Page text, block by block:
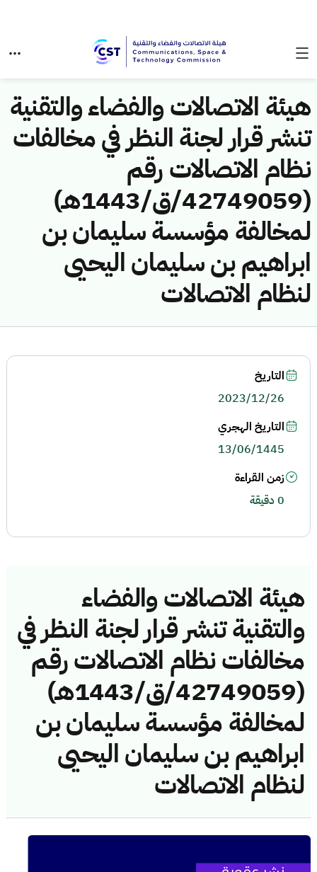
هيئة الاتصالات والفضاء والتقنية
تنشر قرار لجنة النظر في مخالفات
نظام الاتصالات رقم
(42749059/ق/1443هـ)
لمخالفة مؤسسة سليمان بن
ابراهيم بن سليمان اليحيى
لنظام الاتصالات
هيئة الاتصالات والفضاء
والتقنية تنشر قرار لجنة النظر في
مخالفات نظام الاتصالات رقم
(42749059/ق/1443هـ)
لمخالفة مؤسسة سليمان بن
ابراهيم بن سليمان اليحيى
لنظام الاتصالات
التاريخ
2023/12/26
التاريخ الهجري
13/06/1445
زمن القراءة
0 دقيقة